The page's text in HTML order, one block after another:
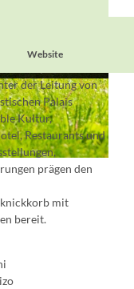
Website
der Leitung von
Palais
Kultur,
Restaurants und
prägen den
mit
bereit.